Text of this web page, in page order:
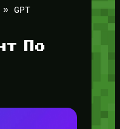
» GPT
По